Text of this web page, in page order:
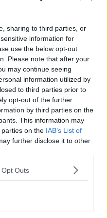
sharing to third parties, or
information for
use the below opt-out
Please note that after your
may continue seeing
information utilized by
to third parties prior to
opt-out of the further
by third parties on the
This information may
on the IAB’s List of
further disclose it to other
Outs
e creatività”.
Capraia
i ragazzi hanno
Ambientale “La Salata”
dotato . La giornata è
aquiloni costruiti dalle
si sono alternati salendo a
gli spazi e le
Matata e facendo
con essa.
di arte marinaresca e di
hanno potuto anche
Guide del Parco Nazionale
azioni come: la
come simbolo di
con i Carabinieri
recupero (ombrelli rotti, ecc.)
dell’ambiente. I gruppi
ognuno dei quali ha costruito il